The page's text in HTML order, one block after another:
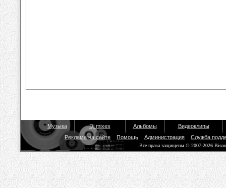
Музыка Dj mixes Альбомы
Видеоклипы
Реклама на сайте
Помощь Администрация Служба
Все права защищены © 2007-2026